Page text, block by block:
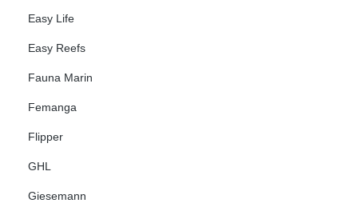
Easy Life
Easy Reefs
Fauna Marin
Femanga
Flipper
GHL
Giesemann